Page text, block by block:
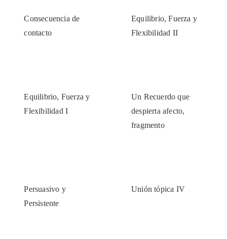
Consecuencia de
contacto
Equilibrio, Fuerza y
Flexibilidad II
Equilibrio, Fuerza y
Flexibilidad I
Un Recuerdo que
despierta afecto,
fragmento
Persuasivo y
Persistente
Unión tópica IV